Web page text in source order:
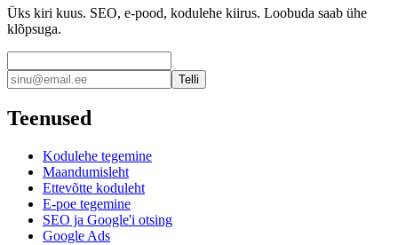
Üks kiri kuus. SEO, e-pood, kodulehe kiirus. Loobuda saab ühe
klõpsuga.
Telli
Teenused
Kodulehe tegemine
Maandumisleht
Ettevõtte koduleht
E-poe tegemine
SEO ja Google'i otsing
Google Ads